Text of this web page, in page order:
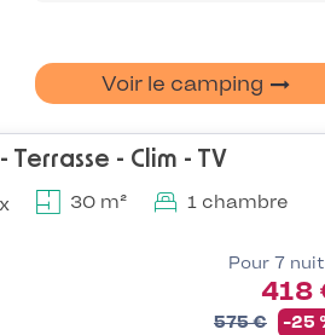
Voir le camping
Terrasse - Clim - TV
30 m² 1 chambre
Pour 7
418
575 € -25